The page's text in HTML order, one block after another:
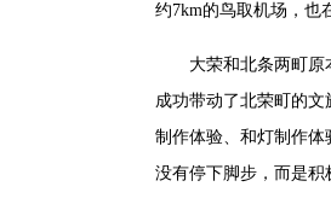
约7km的鸟取机场，也
大荣和北条两町
成功带动了北荣町的
制作体验、和灯制作
没有停下脚步，而是积